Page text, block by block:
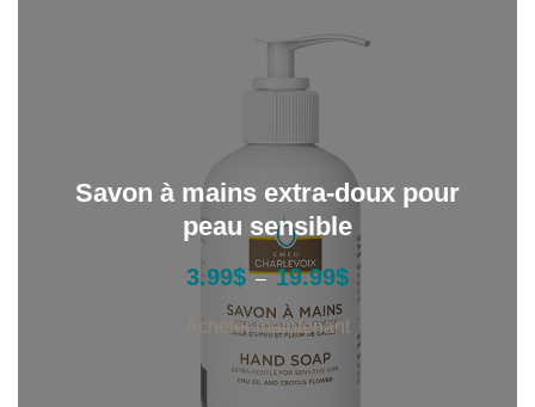
Savon à mains extra-doux pour
peau sensible
3.99$ – 19.99$P
a
g
Acheter maintenant